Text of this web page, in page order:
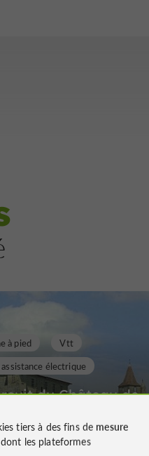
du Château de
à pied
Vtt
assistance électrique
tiers à des fins de mesure
les plateformes